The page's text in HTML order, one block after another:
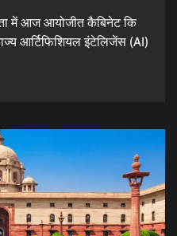
में आज आयोजीत कैबिनेट कि
आर्टिफिशियल इंटेलिजेंस (AI)